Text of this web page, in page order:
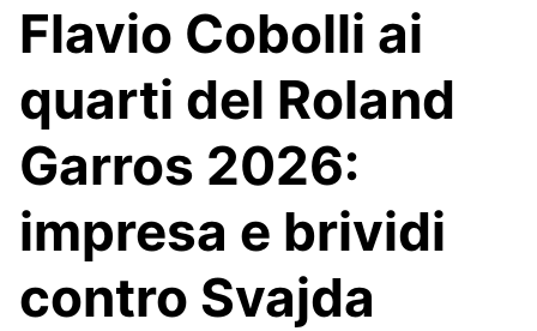
Flavio Cobolli ai
quarti del Roland
Garros 2026:
impresa e brividi
contro Svajda